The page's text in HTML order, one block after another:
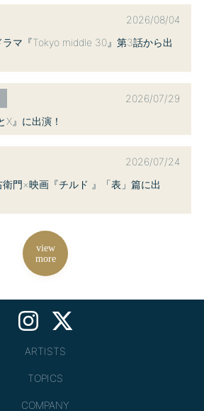
2026/08/04
ラマ『Tokyo middle 30』第3話から出
2026/07/29
』に出演！
2026/07/24
門×映画『チルド 』「表」篇に出
view
more
ARTISTS
TOPICS
COMPANY